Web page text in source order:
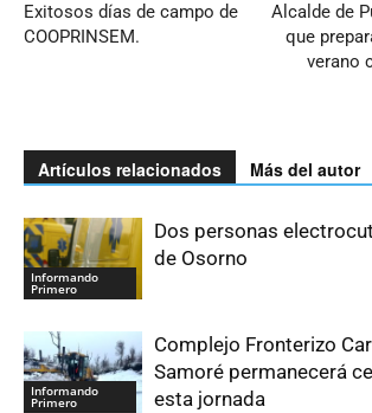
Exitosos días de campo de
COOPRINSEM.
Alcalde de
que
verano
Artículos relacionados Más del autor
Informando
Primero
Dos personas
de Osorno
Informando
Primero
Complejo Fronterizo
Samoré permanecerá
esta jornada